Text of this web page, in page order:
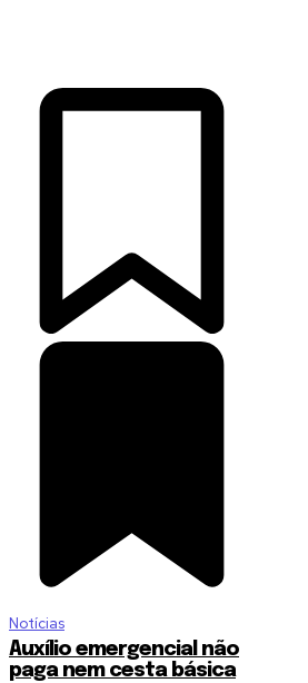
Notícias
Auxílio emergencial não
paga nem cesta básica